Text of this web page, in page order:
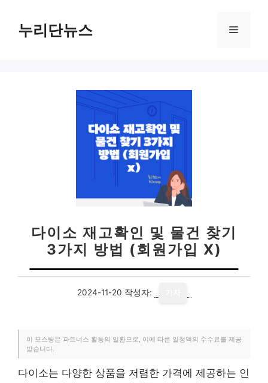
누리단뉴스 메
다이소 재고확인 및 물건 찾기
3가지 방법 (회원가입 X)
2024-11-20 작성자:
이 포스팅은 파트너스 활동의 일환으로, 이에 따른 일정액의 수수료를 제공
받습니다.
다이소는 다양한 상품을 저렴한 가격에 제공하는 인